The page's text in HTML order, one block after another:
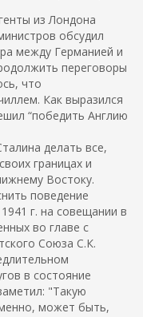
из Лондона
обсудил
между Германией и
переговоры
что
Как выразился
“победить Англию
делать все,
границах и
Востоку.
поведение
г. на совещании в
во главе с
Союза С.К.
в состояние
"Такую
может быть,